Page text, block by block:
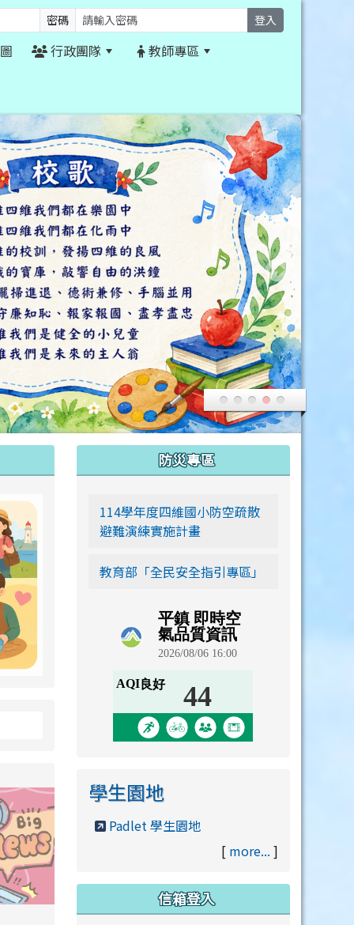
密碼 登入
行政團隊
教師專區
link to https://siwei-family.work-
xiaohongshu.html
防災專區
114學年度四維國小防空疏散
避難演練實施計畫
教育部「全民安全指引專區」
學生園地
Padlet 學生園地
[ more... ]
信箱登入